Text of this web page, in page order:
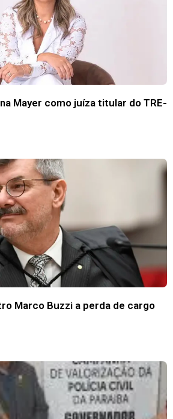
Mayer como juíza titular do TRE-
Marco Buzzi a perda de cargo